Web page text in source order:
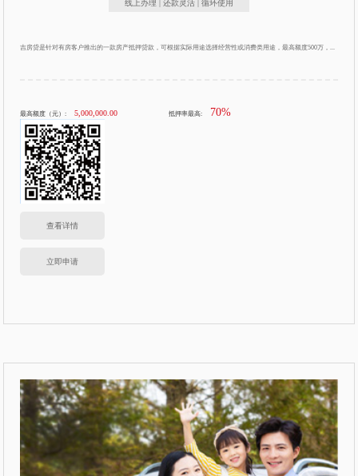
线上办理 | 还款灵活 | 循环使用
吉房贷是针对有房客户推出的一款房产抵押贷款，可根据实际用途选择经营性或消费类用途，最高额度500万，...
最高额度（元）: 5,000,000.00 抵押率最高: 70%
查看详情
立即申请